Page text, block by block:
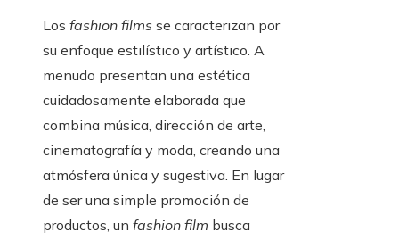
Los fashion films se caracterizan por
su enfoque estilístico y artístico. A
menudo presentan una estética
cuidadosamente elaborada que
combina música, dirección de arte,
cinematografía y moda, creando una
atmósfera única y sugestiva. En lugar
de ser una simple promoción de
productos, un fashion film busca